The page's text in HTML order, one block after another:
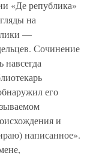
«Де република»
на
—
Сочинение
его
и
написанное».